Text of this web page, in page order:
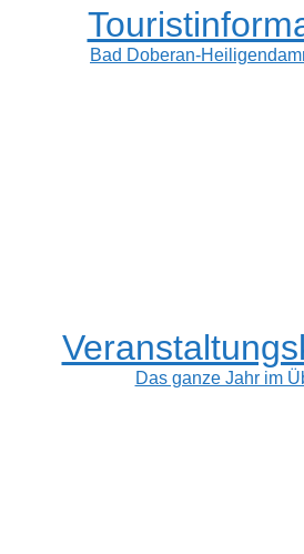
Bad Doberan-
Das ganze Jahr im